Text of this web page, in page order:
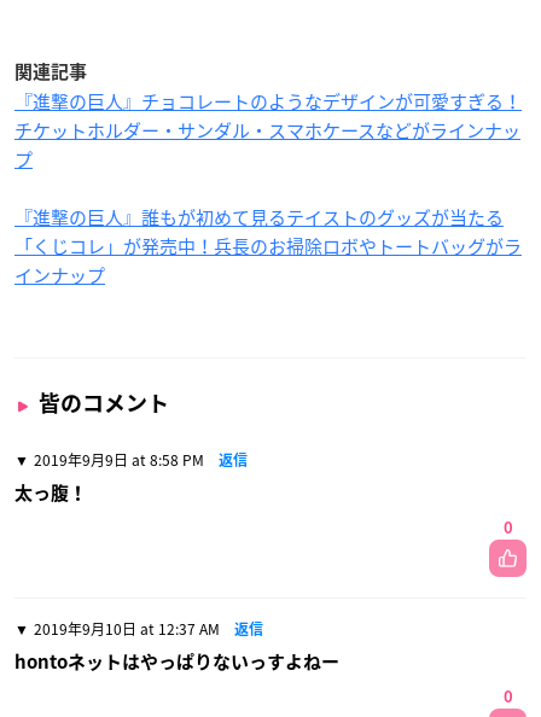
関連記事
『進撃の巨人』チョコレートのようなデザインが可愛すぎる！
チケットホルダー・サンダル・スマホケースなどがラインナッ
プ
『進撃の巨人』誰もが初めて見るテイストのグッズが当たる
「くじコレ」が発売中！兵長のお掃除ロボやトートバッグがラ
インナップ
皆のコメント
2019年9月9日 at 8:58 PM 返信
太っ腹！
0
2019年9月10日 at 12:37 AM 返信
hontoネットはやっぱりないっすよねー
0